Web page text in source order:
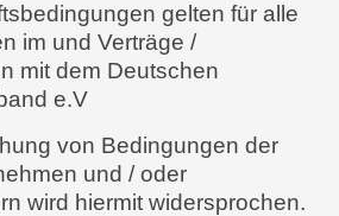
gelten für alle
im und Verträge /
mit dem Deutschen
e.V
von Bedingungen der
und / oder
wird hiermit widersprochen.